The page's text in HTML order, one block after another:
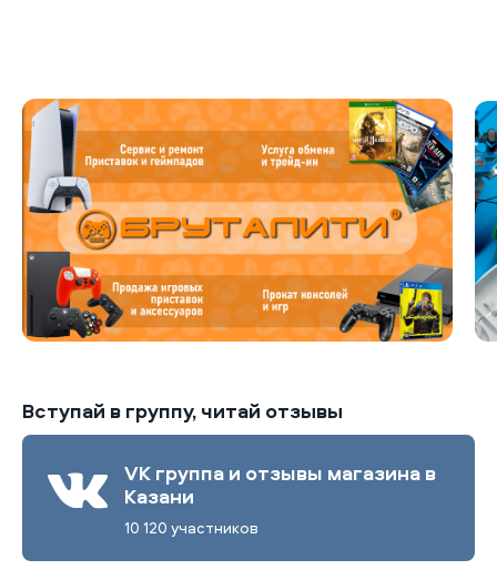
Вступай в группу, читай отзывы
VK группа и отзывы магазина в
Казани
10 120 участников